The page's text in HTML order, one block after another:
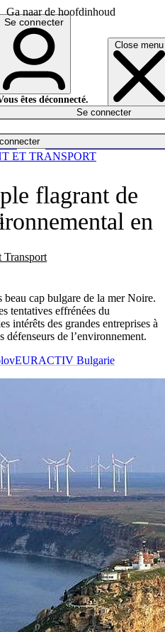
Ga naar de hoofdinhoud
Close menu
Transport
English
Deutsch
Español
Se connecter
êtes déconnecté.
Se connecter
flagrant de
en
cap bulgare de la mer Noire.
tentatives effrénées du
intérêts des grandes entreprises à
défenseurs de l’environnement.
ET TRANSPORT
EURACTIV Bulgarie